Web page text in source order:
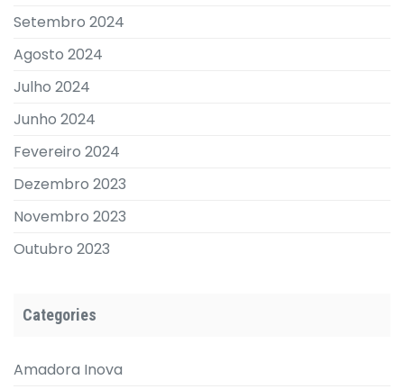
Setembro 2024
Agosto 2024
Julho 2024
Junho 2024
Fevereiro 2024
Dezembro 2023
Novembro 2023
Outubro 2023
Categories
Amadora Inova